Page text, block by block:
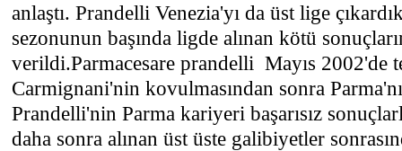
anlaştı. Prandelli Venezia'yı da üst lige
sezonunun başında ligde alınan kötü
verildi.Parmacesare prandelli Mayıs 2002'de
Carmignani'nin kovulmasından sonra
Prandelli'nin Parma kariyeri başarısız
daha sonra alınan üst üste galibiyetler